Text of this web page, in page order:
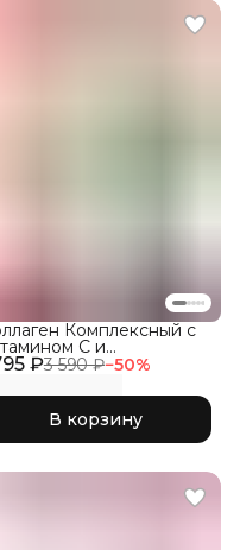
₽3 590 ₽−50%
Комплексный с
C и
кислотой,
В корзину